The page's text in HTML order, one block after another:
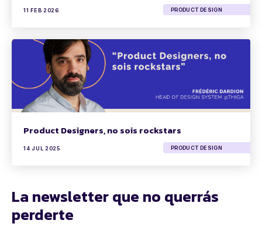
11 FEB 2026 PRODUCT DESIGN
Product Designers, no sois rockstars
14 JUL 2025 PRODUCT DESIGN
La newsletter que no querrás
perderte